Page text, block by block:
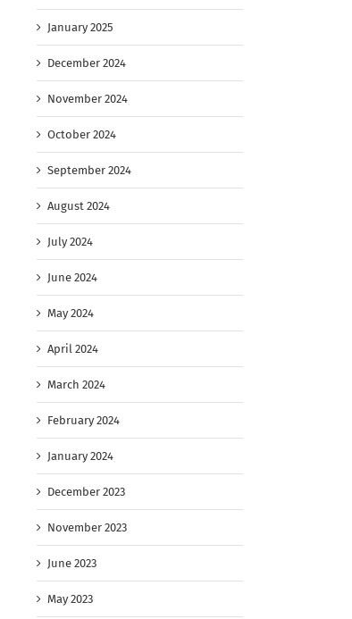
January 2025
December 2024
November 2024
October 2024
September 2024
August 2024
July 2024
June 2024
May 2024
April 2024
March 2024
February 2024
January 2024
December 2023
November 2023
June 2023
May 2023